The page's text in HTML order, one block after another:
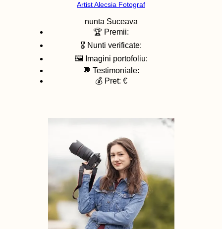
Artist Alecsia Fotograf
nunta Suceava
🏆 Premii:
🎖️ Nunti verificate:
🖼️ Imagini portofoliu:
💬 Testimoniale:
💰 Pret: €